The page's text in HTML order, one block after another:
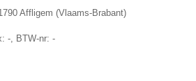
Affligem (Vlaams-Brabant)
-, BTW-nr: -